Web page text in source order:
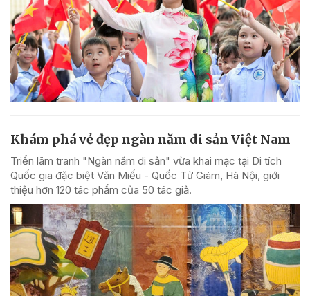
Khám phá vẻ đẹp ngàn năm di sản Việt Nam
Triển lãm tranh "Ngàn năm di sản" vừa khai mạc tại Di tích
Quốc gia đặc biệt Văn Miếu - Quốc Tử Giám, Hà Nội, giới
thiệu hơn 120 tác phẩm của 50 tác giả.